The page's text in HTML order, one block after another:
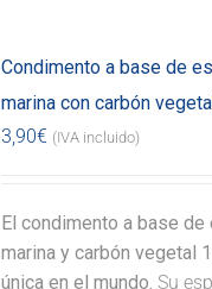
Condimento a base de
marina con carbón
3,90€ (IVA incluido)
El condimento a base de
marina y carbón vegetal
única en el mundo. Su